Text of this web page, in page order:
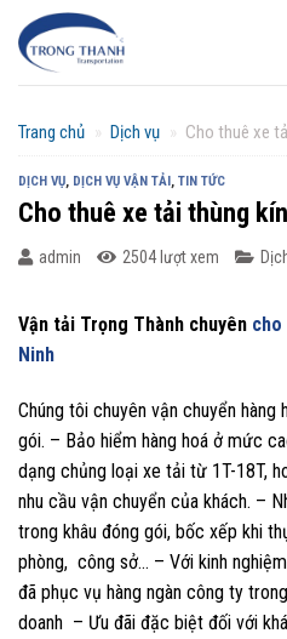
Chuyển
đến
Trang chủ » Dịch vụ » Cho thuê xe
DỊCH VỤ, DỊCH VỤ VẬN TẢI, TIN TỨC
Cho thuê xe tải thùng
admin 2504 lượt xem
Vận tải Trọng Thành chuyên
Ninh
Chúng tôi chuyên vận chuyển hàng
gói. – Bảo hiểm hàng hoá ở mức
dạng chủng loại xe tải từ 1T-18T,
nhu cầu vận chuyển của khách. –
trong khâu đóng gói, bốc xếp khi
phòng, công sở… – Với kinh
đã phục vụ hàng ngàn công ty
doanh – Ưu đãi đặc biệt đối với